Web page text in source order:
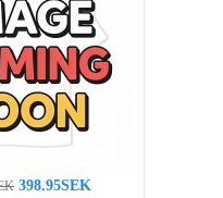
398.95SEK